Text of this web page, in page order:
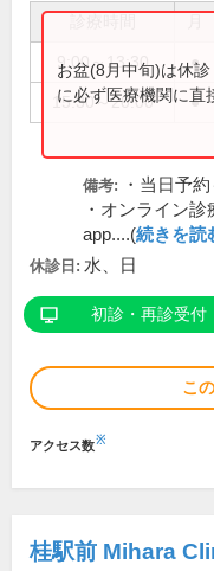
9:00～13:30 ●
15:30～20:00 ●
お盆(8月中旬)は休
に必ず医療機関に直
備考:
・当日予
・オンライン
app....(続きを読
休診日: 水、日
初診・再診受付
こ
アクセス数※
桂駅前 Mihara